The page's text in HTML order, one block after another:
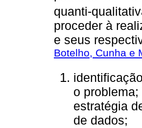
quanti-
proceder à
e seus
Botelho, Cunha e
o
estratégia
de dados;